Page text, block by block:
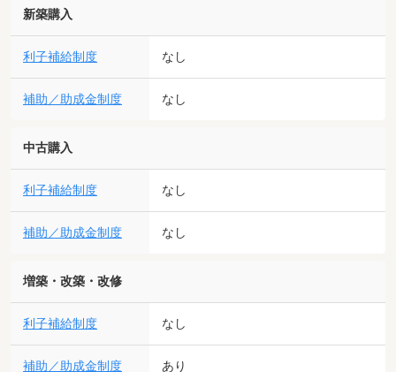
新築購入
利子補給制度 なし
補助／助成金制度 なし
中古購入
利子補給制度 なし
補助／助成金制度 なし
増築・改築・改修
利子補給制度 なし
補助／助成金制度 あり